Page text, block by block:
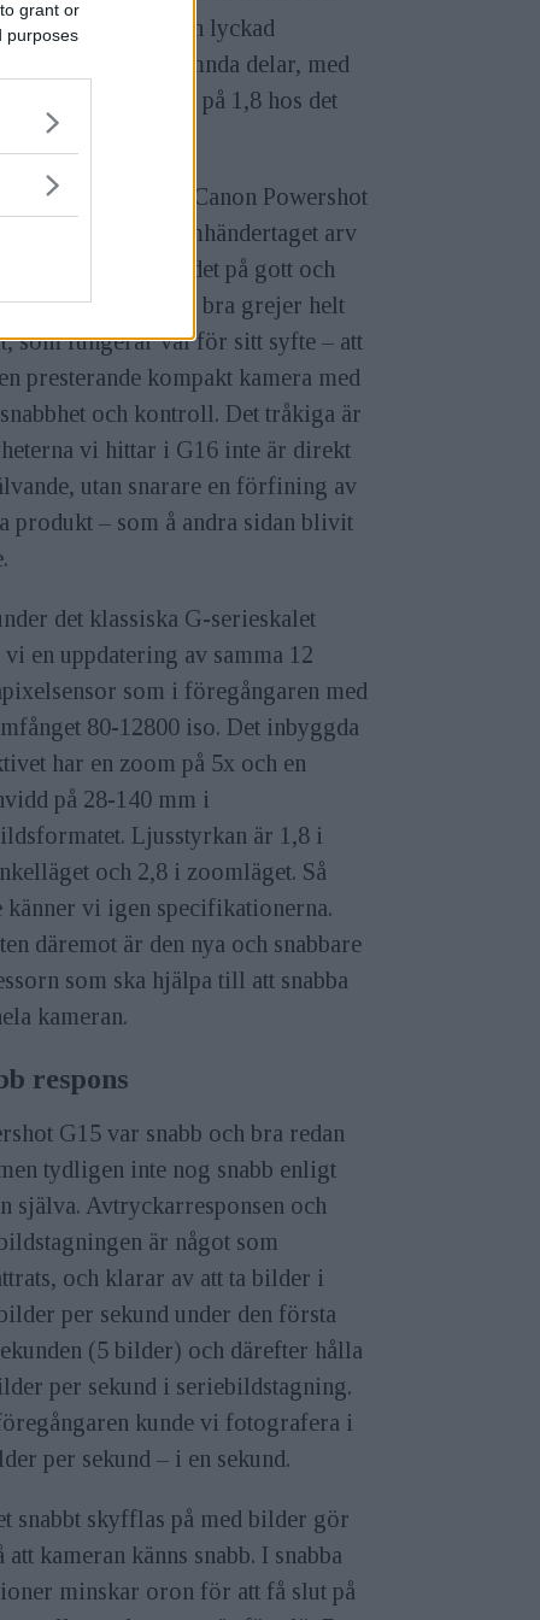
grant or
purposes G15
var en lyckad
av ovan nämnda delar, med
sin ljusstyrka på 1,8 hos det
objektivet.
vi närmare på nya Canon Powershot
så hittar vi ett väl omhändertaget arv
men det på gott och
goda är att det är bra grejer helt
som fungerar väl för sitt syfte – att
presterande kompakt kamera med
och kontroll. Det tråkiga är
vi hittar i G16 inte är direkt
utan snarare en förfining av
produkt – som å andra sidan blivit
det klassiska G-serieskalet
en uppdatering av samma 12
som i föregångaren med
80-12800 iso. Det inbyggda
har en zoom på 5x och en
på 28-140 mm i
Ljusstyrkan är 1,8 i
och 2,8 i zoomläget. Så
känner vi igen specifikationerna.
däremot är den nya och snabbare
som ska hjälpa till att snabba
kameran.
respons
G15 var snabb och bra redan
tydligen inte nog snabb enligt
själva. Avtryckarresponsen och
är något som
och klarar av att ta bilder i
per sekund under den första
(5 bilder) och därefter hålla
per sekund i seriebildstagning.
kunde vi fotografera i
per sekund – i en sekund.
snabbt skyfflas på med bilder gör
att kameran känns snabb. I snabba
minskar oron för att få slut på